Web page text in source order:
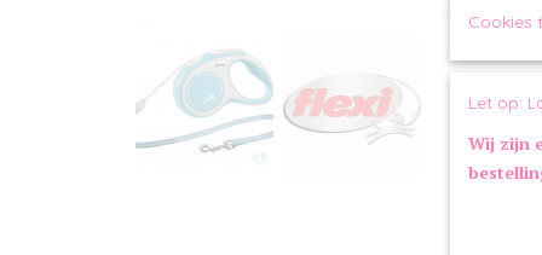
Cookies
Let op:
Wij zijn